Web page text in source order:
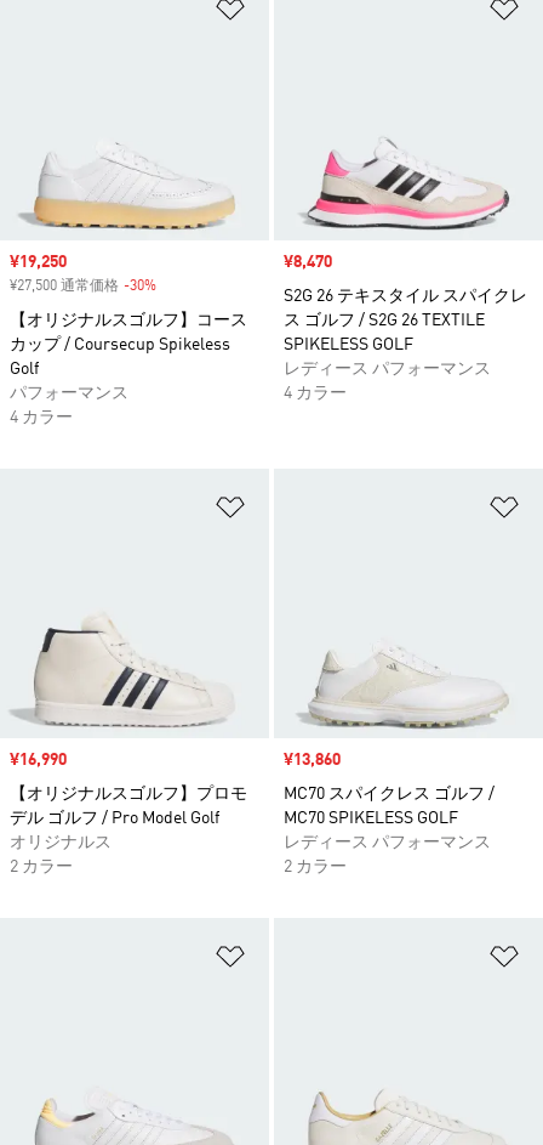
セール価格
¥19,250
¥27,500 通常価格 -30%
【オリジナルスゴルフ】コース
カップ / Coursecup Spikeless
Golf
パフォーマンス
4 カラー
セール価格
¥8,470
S2G 26 テキスタイル スパイクレ
ス ゴルフ / S2G 26 TEXTILE
SPIKELESS GOLF
レディース パフォーマンス
4 カラー
セール価格
¥16,990
【オリジナルスゴルフ】プロモ
デル ゴルフ / Pro Model Golf
オリジナルス
2 カラー
セール価格
¥13,860
MC70 スパイクレス ゴルフ /
MC70 SPIKELESS GOLF
レディース パフォーマンス
2 カラー